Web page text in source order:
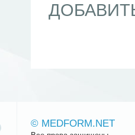
© MEDFORM.NET